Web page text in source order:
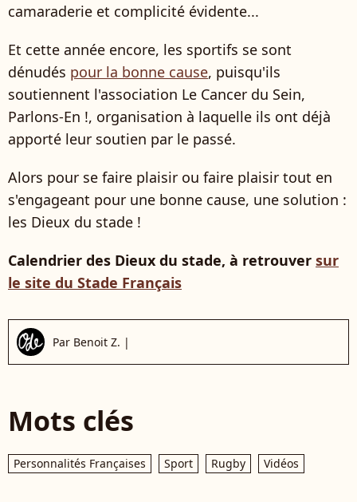
camaraderie et complicité évidente...
Et cette année encore, les sportifs se sont
dénudés pour la bonne cause, puisqu'ils
soutiennent l'association Le Cancer du Sein,
Parlons-En !, organisation à laquelle ils ont déjà
apporté leur soutien par le passé.
Alors pour se faire plaisir ou faire plaisir tout en
s'engageant pour une bonne cause, une solution :
les Dieux du stade !
Calendrier des Dieux du stade, à retrouver sur
le site du Stade Français
Par Benoit Z. |
Mots clés
Personnalités Françaises Sport Rugby Vidéos